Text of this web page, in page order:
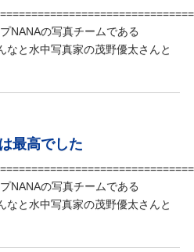
NANAの写真チームである
なと水中写真家の茂野優太さんと
最高でした
NANAの写真チームである
なと水中写真家の茂野優太さんと